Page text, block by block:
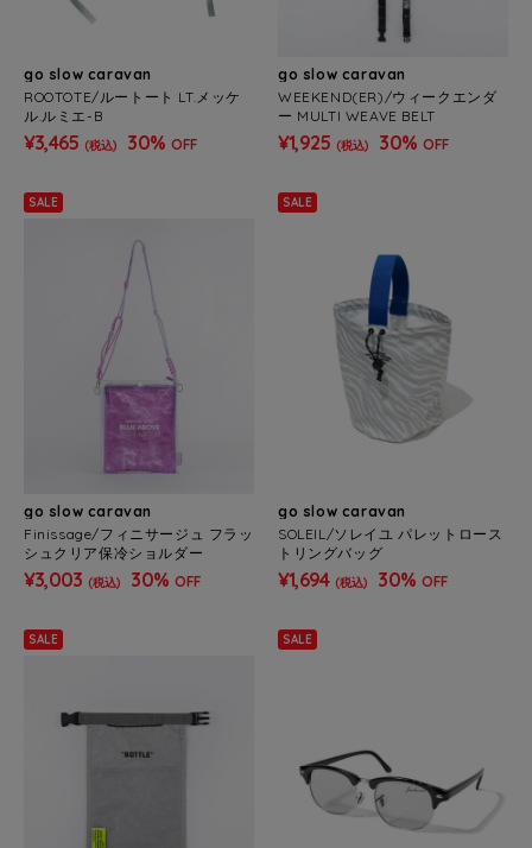
go slow caravan
ROOTOTE/ルートート LT.メッケ
ル.ルミエ-B
¥3,465 (税込) 30% OFF
go slow caravan
WEEKEND(ER)/ウィークエンダ
ー MULTI WEAVE BELT
¥1,925 (税込) 30% OFF
SALE
go slow caravan
Finissage/フィニサージュ フラッ
シュクリア保冷ショルダー
¥3,003 (税込) 30% OFF
SALE
go slow caravan
SOLEIL/ソレイユ パレットロース
トリングバッグ
¥1,694 (税込) 30% OFF
SALE SALE